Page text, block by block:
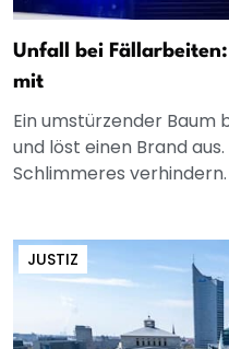
Unfall bei
mit
Ein umstürzender
und löst einen Brand
Schlimmeres verhindern.
JUSTIZ